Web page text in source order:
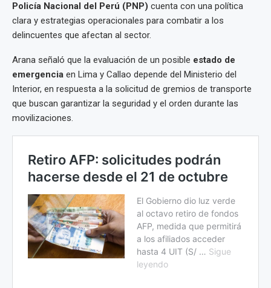
Policía Nacional del Perú (PNP) cuenta con una política
clara y estrategias operacionales para combatir a los
delincuentes que afectan al sector.
Arana señaló que la evaluación de un posible estado de
emergencia en Lima y Callao depende del Ministerio del
Interior, en respuesta a la solicitud de gremios de transporte
que buscan garantizar la seguridad y el orden durante las
movilizaciones.